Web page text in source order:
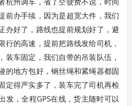
前办手续，因为是超宽大件，我们
办好了，路线也提前规划好了，避
行的高速，提前把路线发给司机，
装车固定，我们自带的吊装队伍，
的地方包好，钢丝绳和紧绳器都固
定得严实多了，装车完了司机再检
发，全程GPS在线，货主随时可以